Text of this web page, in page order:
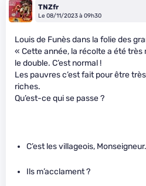
TNZfr
Le 08/11/2023 à 09h30
Louis de Funès dans la folie des
« Cette année, la récolte a été
le double. C’est normal !
Les pauvres c’est fait pour être
riches.
Qu’est-ce qui se passe ?
C’est les villageois,
Ils m’acclament ?